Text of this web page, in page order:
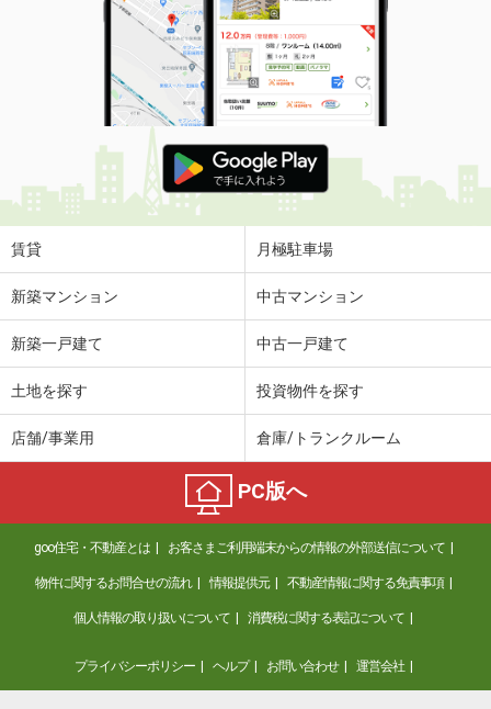
賃貸 月極駐車場
新築マンション 中古マンション
新築一戸建て 中古一戸建て
土地を探す 投資物件を探す
店舗/事業用 倉庫/トランクルーム
PC版へ
goo住宅・不動産とは お客さまご利用端末からの情報の外部送信について
物件に関するお問合せの流れ 情報提供元 不動産情報に関する免責事項
個人情報の取り扱いについて 消費税に関する表記について
プライバシーポリシー ヘルプ お問い合わせ 運営会社